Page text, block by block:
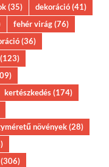
(35) dekoráció(41)
fehér virág(76)
(36)
(123)
kertészkedés(174)
növények(28)
(306)